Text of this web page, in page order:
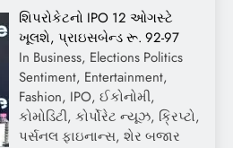
શિપરોકેટનો IPO 12 ઓગસ્ટે
ખૂલશે, પ્રાઇસબેન્ડ રૂ. 92-97
In Business, Elections Politics
Sentiment, Entertainment,
Fashion, IPO, ઈકોનોમી,
કોમોડિટી, કોર્પોરેટ ન્યૂઝ, ક્રિપ્ટો,
પર્સનલ ફાઇનાન્સ, શેર બજાર